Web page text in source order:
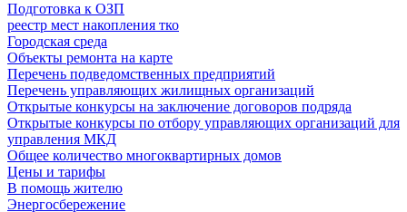
Подготовка к ОЗП
реестр мест накопления тко
Городская среда
Объекты ремонта на карте
Перечень подведомственных предприятий
Перечень управляющих жилищных организаций
Открытые конкурсы на заключение договоров подряда
Открытые конкурсы по отбору управляющих организаций для
управления МКД
Общее количество многоквартирных домов
Цены и тарифы
В помощь жителю
Энергосбережение